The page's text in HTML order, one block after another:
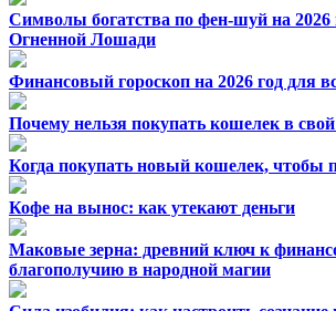
Символы богатства по фен-шуй на 2026
Огненной Лошади
Финансовый гороскоп на 2026 год для
Почему нельзя покупать кошелек в
Когда покупать новый кошелек, чтобы
Кофе на вынос: как утекают деньги
Маковые зерна: древний ключ к
благополучию в народной магии